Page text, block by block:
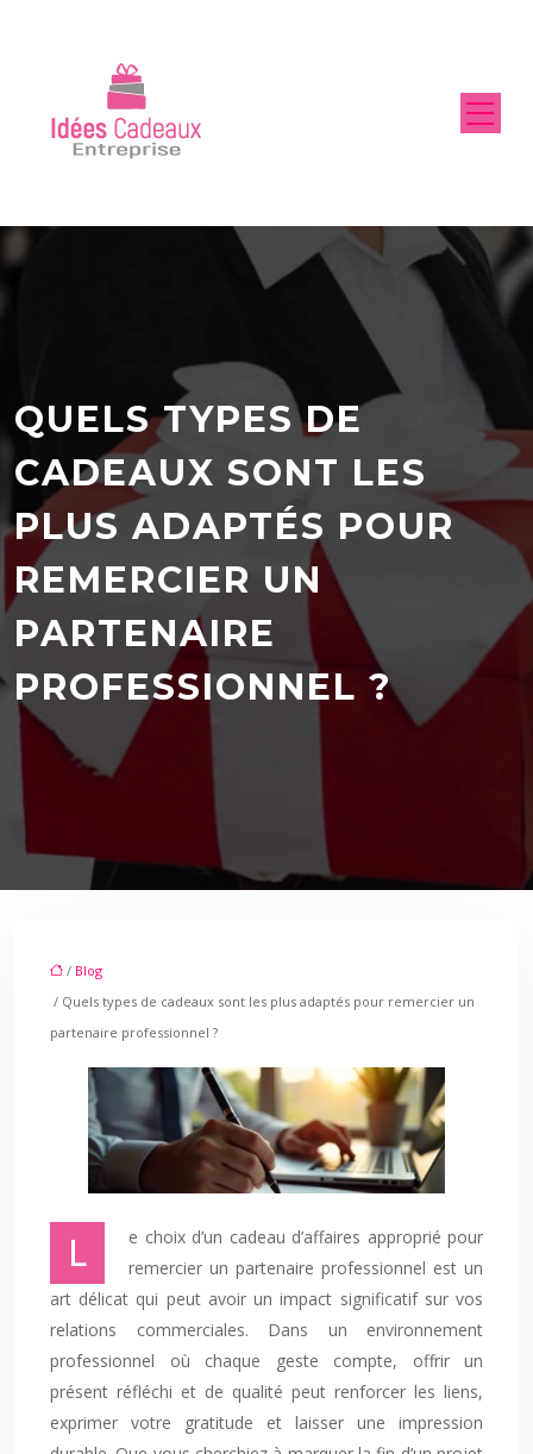
QUELS TYPES DE
CADEAUX SONT LES
PLUS ADAPTÉS POUR
REMERCIER UN
PARTENAIRE
PROFESSIONNEL ?
/ Blog
/ Quels types de cadeaux sont les plus adaptés pour remercier un
partenaire professionnel ?
Le choix d’un cadeau d’affaires approprié pour
remercier un partenaire professionnel est un
art délicat qui peut avoir un impact significatif sur vos
relations commerciales. Dans un environnement
professionnel où chaque geste compte, offrir un
présent réfléchi et de qualité peut renforcer les liens,
exprimer votre gratitude et laisser une impression